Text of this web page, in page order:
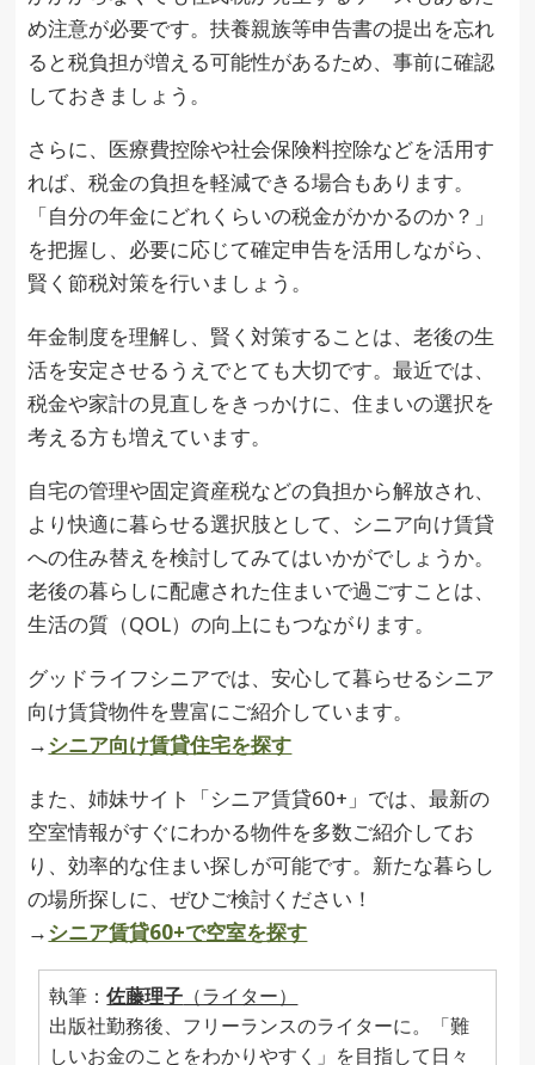
め注意が必要です。扶養親族等申告書の提出を忘れ
ると税負担が増える可能性があるため、事前に確認
しておきましょう。
さらに、医療費控除や社会保険料控除などを活用す
れば、税金の負担を軽減できる場合もあります。
「自分の年金にどれくらいの税金がかかるのか？」
を把握し、必要に応じて確定申告を活用しながら、
賢く節税対策を行いましょう。
年金制度を理解し、賢く対策することは、老後の生
活を安定させるうえでとても大切です。最近では、
税金や家計の見直しをきっかけに、住まいの選択を
考える方も増えています。
自宅の管理や固定資産税などの負担から解放され、
より快適に暮らせる選択肢として、シニア向け賃貸
への住み替えを検討してみてはいかがでしょうか。
老後の暮らしに配慮された住まいで過ごすことは、
生活の質（QOL）の向上にもつながります。
グッドライフシニアでは、安心して暮らせるシニア
向け賃貸物件を豊富にご紹介しています。
→シニア向け賃貸住宅を探す
また、姉妹サイト「シニア賃貸60+」では、最新の
空室情報がすぐにわかる物件を多数ご紹介してお
り、効率的な住まい探しが可能です。新たな暮らし
の場所探しに、ぜひご検討ください！
→シニア賃貸60+で空室を探す
執筆：佐藤理子 （ライター）
出版社勤務後、フリーランスのライターに。「難
しいお金のことをわかりやすく」を目指して日々